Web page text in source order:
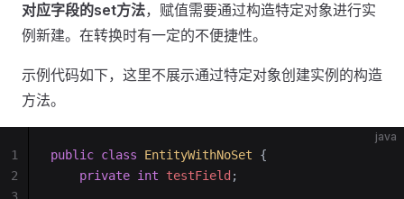
对应字段的set方法，赋值需要通过构造特定对象进行实
例新建。在转换时有一定的不便捷性。
示例代码如下，这里不展示通过特定对象创建实例的构造
方法。
java
public class EntityWithNoSet {
    private
int testField ;
1
2